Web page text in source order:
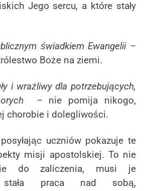
Jego sercu, a które stały
świadkiem Ewangelii –
Boże na ziemi.
wrażliwy dla potrzebujących,
– nie pomija nikogo,
chorobie i dolegliwości.
uczniów pokazuje te
misji apostolskiej. To nie
do zaliczenia, musi je
stała praca nad sobą,